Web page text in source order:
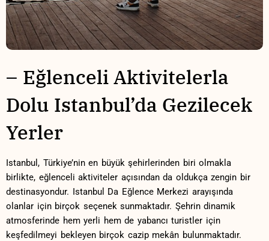
– ⁤Eğlenceli Aktivitelerla ​
Dolu Istanbul’da Gezilecek
Yerler
Istanbul, Türkiye’nin en büyük şehirlerinden biri olmakla
birlikte, eğlenceli aktiviteler ‌açısından da oldukça zengin bir
⁣destinasyondur. Istanbul Da Eğlence Merkezi⁣ arayışında
olanlar için birçok seçenek sunmaktadır. Şehrin⁢ dinamik
atmosferinde hem yerli hem de yabancı turistler için
keşfedilmeyi bekleyen birçok cazip ⁢mekân bulunmaktadır.